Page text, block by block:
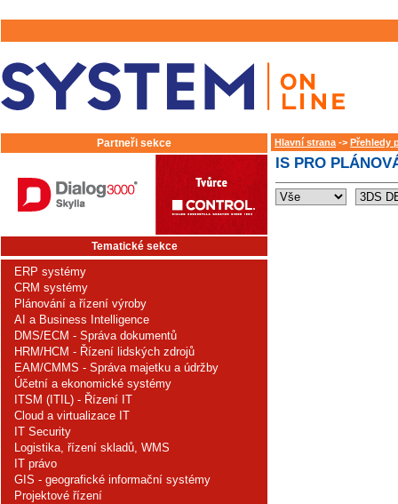
Partneři sekce
Tematické sekce
ERP systémy
CRM systémy
Plánování a řízení výroby
AI a Business Intelligence
DMS/ECM - Správa dokumentů
HRM/HCM - Řízení lidských zdrojů
EAM/CMMS - Správa majetku a údržby
Účetní a ekonomické systémy
ITSM (ITIL) - Řízení IT
Cloud a virtualizace IT
IT Security
Logistika, řízení skladů, WMS
IT právo
GIS - geografické informační systémy
Projektové řízení
Hlavní strana -> Přehledy
IS PRO